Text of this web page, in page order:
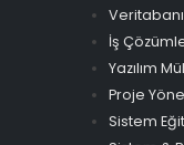
İş
Yazılım
Proje
Sistem